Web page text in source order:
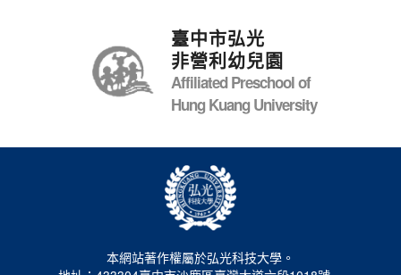
臺中市弘光
非營利幼兒園
Affiliated Preschool of
Hung Kuang University
本網站著作權屬於弘光科技大學。